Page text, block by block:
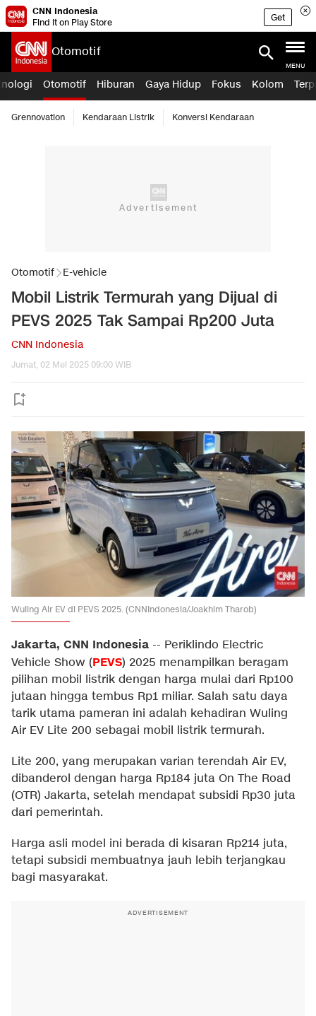
CNN Indonesia
Find it on Play Store
Get
Otomotif
MENU
Otomotif Hiburan Gaya Hidup Fokus Kolom
Grennovation Kendaraan Listrik Konversi Kendaraan
Otomotif E-vehicle
Mobil Listrik Termurah yang Dijual di
PEVS 2025 Tak Sampai Rp200 Juta
CNN Indonesia
Jumat, 02 Mei 2025 09:00 WIB
Wuling Air EV di PEVS 2025. (CNNIndonesia/Joakhim Tharob)
Jakarta, CNN Indonesia -- Periklindo Electric
Vehicle Show (PEVS) 2025 menampilkan beragam
pilihan mobil listrik dengan harga mulai dari Rp100
jutaan hingga tembus Rp1 miliar. Salah satu daya
tarik utama pameran ini adalah kehadiran Wuling
Air EV Lite 200 sebagai mobil listrik termurah.
Lite 200, yang merupakan varian terendah Air EV,
dibanderol dengan harga Rp184 juta On The Road
(OTR) Jakarta, setelah mendapat subsidi Rp30 juta
dari pemerintah.
Harga asli model ini berada di kisaran Rp214 juta,
tetapi subsidi membuatnya jauh lebih terjangkau
bagi masyarakat.
ADVERTISEMENT